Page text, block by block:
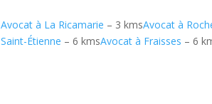
Avocat à La Ricamarie – 3 kmsAvocat à
Saint-Étienne – 6 kmsAvocat à Fraisses – 6